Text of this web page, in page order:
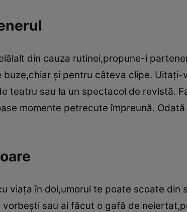
din cauza rutinei,propune-i
buze,chiar şi pentru câteva clipe. Uitaţi-
teatru sau la un spectacol de revistă.
momente petrecute împreună.
viaţa în doi,umorul te poate scoate din
sau ai făcut o gafă de